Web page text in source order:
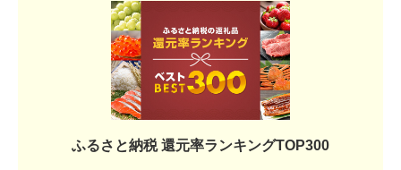
ふるさと納税 還元率ランキングTOP300